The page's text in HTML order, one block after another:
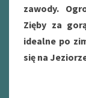
zawody.
Zięby za
idealne po
się na